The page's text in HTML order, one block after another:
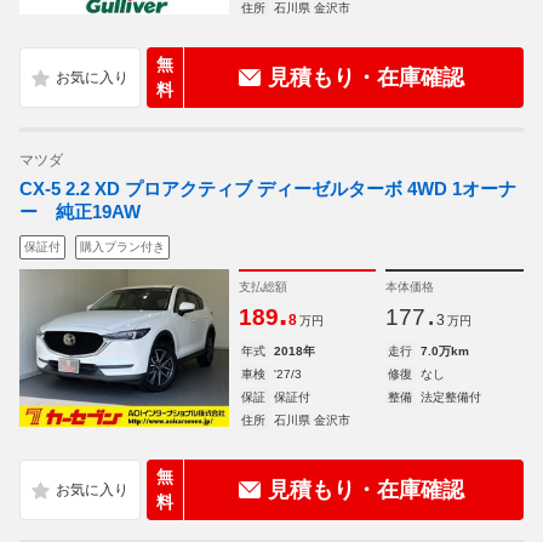
住所
石川県 金沢市
無
料
見積もり・在庫確認
マツダ
CX-5 2.2 XD プロアクティブ ディーゼルターボ 4WD 1オーナ
ー 純正19AW
保証付 購入プラン付き
支払総額
189.8 万円
本体価格
177. 3 万円
年式 2018年 走行
7.0万km
車検
'27/3 修復
なし
保証
保証付 整備
法定整備付
住所
石川県 金沢市
無
料
見積もり・在庫確認